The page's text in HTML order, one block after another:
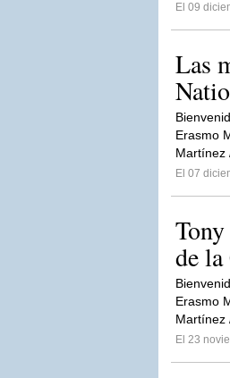
El 09
Las
Erasmo
Martínez
El 07
de
Erasmo
Martínez
El 23